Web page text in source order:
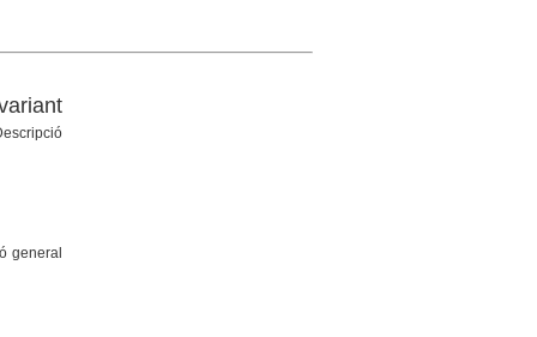
general